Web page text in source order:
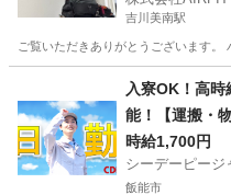
吉川美南駅
ご覧いただきありがとうございます
吉川美南駅
入寮OK！高
能！【運搬・
自動車通勤OK
時給1,700円
シーデーピージ
飯能市